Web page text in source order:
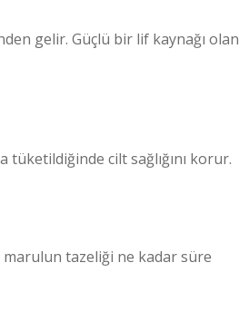
gelir. Güçlü bir lif kaynağı olan
cilt sağlığını korur.
tazeliği ne kadar süre